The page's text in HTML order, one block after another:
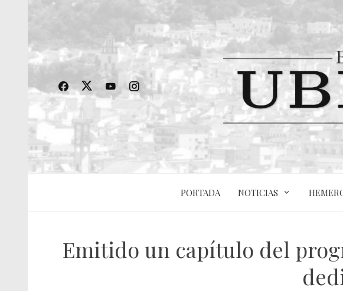
PORTADA NOTICIAS
Emitido un capítulo del